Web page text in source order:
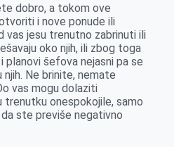
dobro, a tokom ove
i nove ponude ili
vas jesu trenutno zabrinuti ili
oko njih, ili zbog toga
šefova nejasni pa se
njih. Ne brinite, nemate
vas mogu dolaziti
trenutku onespokojile, samo
ste previše negativno